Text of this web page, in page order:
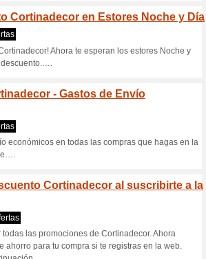
acaban de ser
regalo
funcionado Ofertas